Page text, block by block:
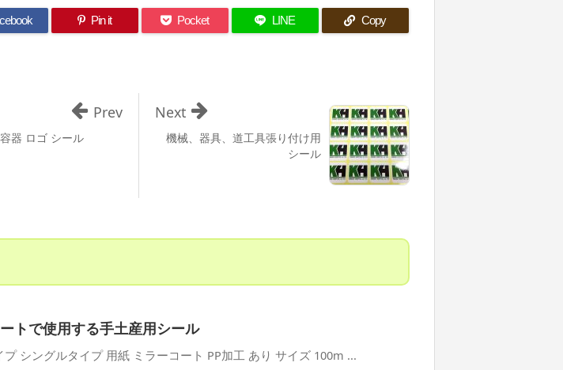
Pin it Pocket LINE Copy
機械、器具、道工具張り付け用
シール
Next
器 ロゴ シール
Prev
トで使用する手土産用シール
プ シングルタイプ 用紙 ミラーコート PP加工 あり サイズ 100m ...